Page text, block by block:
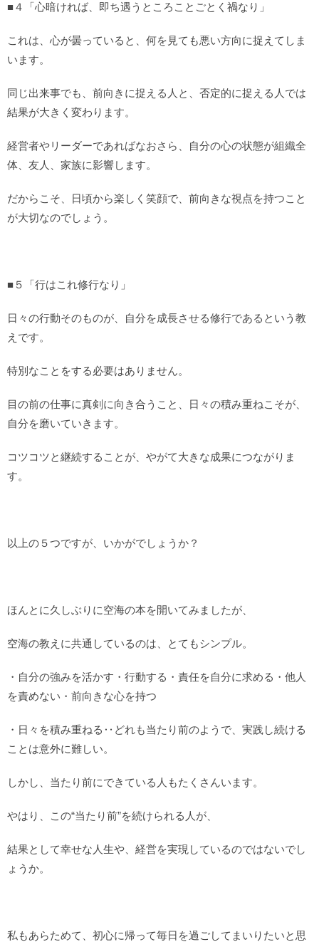
■４「心暗ければ、即ち遇うところことごとく禍なり」
これは、心が曇っていると、何を見ても悪い方向に捉えてしま
います。
同じ出来事でも、前向きに捉える人と、否定的に捉える人では
結果が大きく変わります。
経営者やリーダーであればなおさら、自分の心の状態が組織全
体、友人、家族に影響します。
だからこそ、日頃から楽しく笑顔で、前向きな視点を持つこと
が大切なのでしょう。
■５「行はこれ修行なり」
日々の行動そのものが、自分を成長させる修行であるという教
えです。
特別なことをする必要はありません。
目の前の仕事に真剣に向き合うこと、日々の積み重ねこそが、
自分を磨いていきます。
コツコツと継続することが、やがて大きな成果につながりま
す。
以上の５つですが、いかがでしょうか？
ほんとに久しぶりに空海の本を開いてみましたが、
空海の教えに共通しているのは、とてもシンプル。
・自分の強みを活かす・行動する・責任を自分に求める・他人
を責めない・前向きな心を持つ
・日々を積み重ねる‥どれも当たり前のようで、実践し続ける
ことは意外に難しい。
しかし、当たり前にできている人もたくさんいます。
やはり、この“当たり前”を続けられる人が、
結果として幸せな人生や、経営を実現しているのではないでし
ょうか。
私もあらためて、初心に帰って毎日を過ごしてまいりたいと思